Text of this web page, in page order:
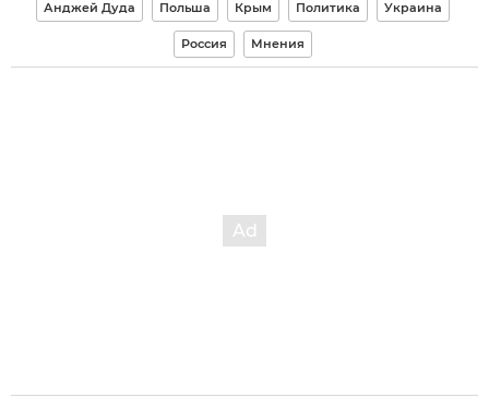
Анджей Дуда Польша Крым Политика Украина
Россия Мнения